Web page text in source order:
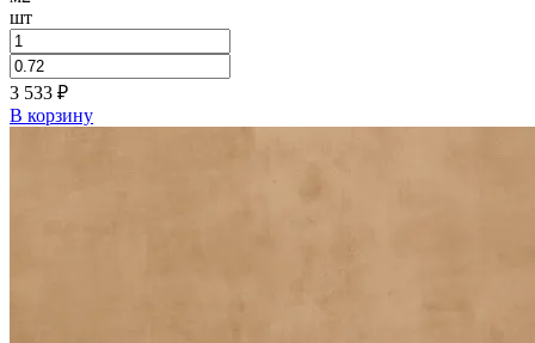
шт
3 533 ₽
В корзину